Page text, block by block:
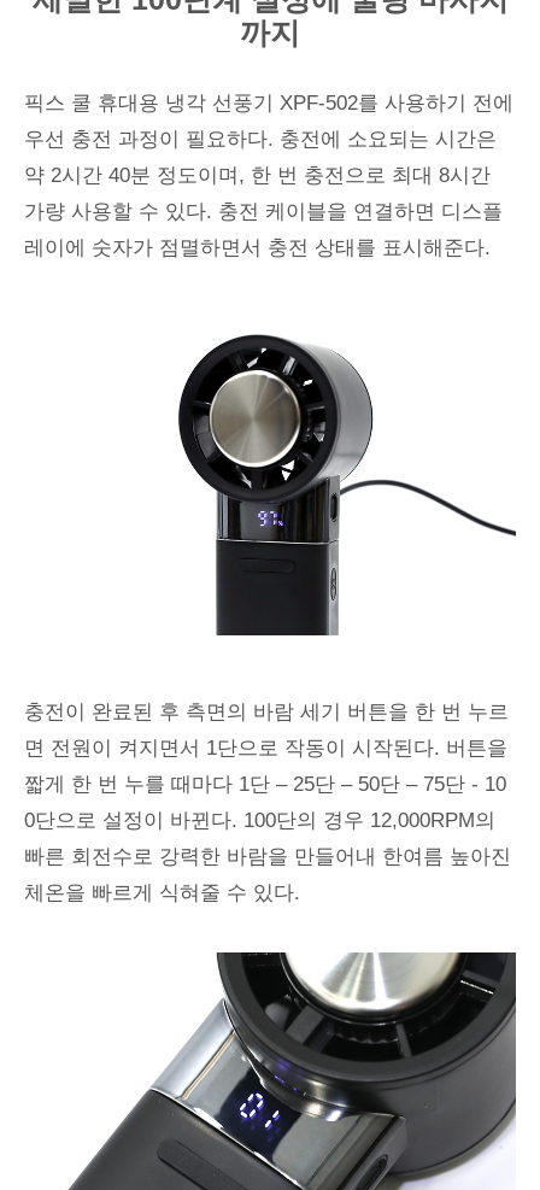
까지
픽스 쿨 휴대용 냉각 선풍기 XPF-502를 사용하기 전에
우선 충전 과정이 필요하다. 충전에 소요되는 시간은
약 2시간 40분 정도이며, 한 번 충전으로 최대 8시간
가량 사용할 수 있다. 충전 케이블을 연결하면 디스플
레이에 숫자가 점멸하면서 충전 상태를 표시해준다.
충전이 완료된 후 측면의 바람 세기 버튼을 한 번 누르
면 전원이 켜지면서 1단으로 작동이 시작된다. 버튼을
짧게 한 번 누를 때마다 1단 – 25단 – 50단 – 75단 - 10
0단으로 설정이 바뀐다. 100단의 경우 12,000RPM의
빠른 회전수로 강력한 바람을 만들어내 한여름 높아진
체온을 빠르게 식혀줄 수 있다.